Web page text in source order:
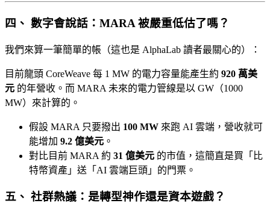
四、 數字會說話：MARA 被嚴重低估了嗎？
我們來算一筆簡單的帳（這也是 AlphaLab 讀者最關心的）：
目前龍頭 CoreWeave 每 1 MW 的電力容量能產生約 920 萬美
元 的年營收。而 MARA 未來的電力管線是以 GW（1000
MW）來計算的。
假設 MARA 只要撥出 100 MW 來跑 AI 雲端，營收就可
能增加 9.2 億美元 。
對比目前 MARA 約 31 億美元 的市值，這簡直是買「比
特幣資產」送「AI 雲端巨頭」的門票。
五、 社群熱議：是轉型神作還是資本遊戲？